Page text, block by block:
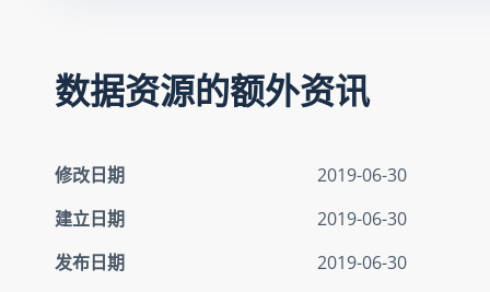
数据资源的额外资讯
修改日期
2019-06-30
建立日期
2019-06-30
发布日期
2019-06-30